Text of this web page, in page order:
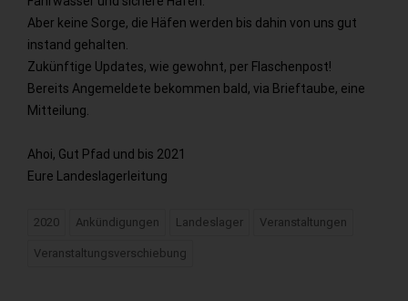
Aber keine Sorge, die Häfen werden bis dahin von uns gut
instand gehalten.
Zukünftige Updates, wie gewohnt, per Flaschenpost!
Bereits Angemeldete bekommen bald, via Brieftaube, eine
Mitteilung.
Ahoi, Gut Pfad und bis 2021
Eure Landeslagerleitung
2020 Ankündigungen Landeslager Veranstaltungen
Veranstaltungsverschiebung